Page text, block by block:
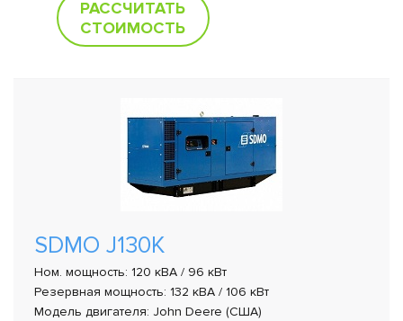
РАССЧИТАТЬ
СТОИМОСТЬ
SDMO J130K
Ном. мощность: 120 кВА / 96 кВт
Резервная мощность: 132 кВА / 106 кВт
Модель двигателя: John Deere (США)